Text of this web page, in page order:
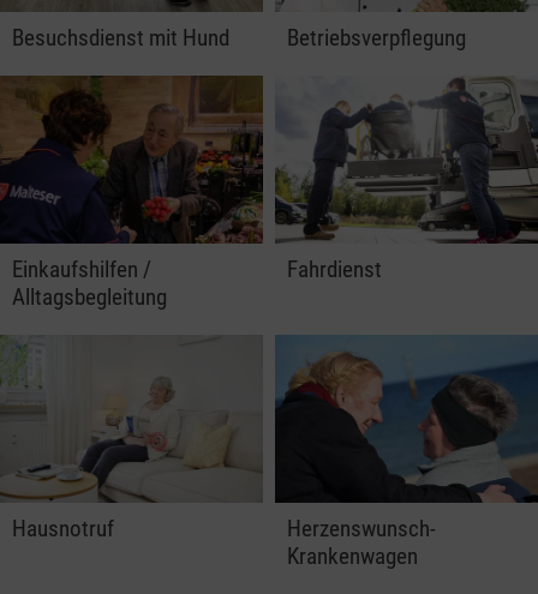
Besuchsdienst mit Hund Betriebsverpflegung
Einkaufshilfen /
Alltagsbegleitung
Fahrdienst
Hausnotruf
Herzenswunsch-
Krankenwagen